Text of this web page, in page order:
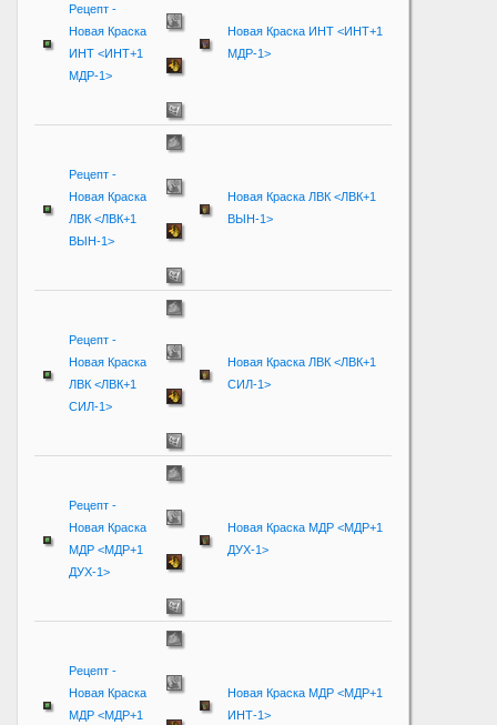
Рецепт -
Новая Краска
ИНТ <ИНТ+1
МДР-1>
Новая Краска ИНТ <ИНТ+1
МДР-1>
Рецепт -
Новая Краска
ЛВК <ЛВК+1
ВЫН-1>
Новая Краска ЛВК <ЛВК+1
ВЫН-1>
Рецепт -
Новая Краска
ЛВК <ЛВК+1
СИЛ-1>
Новая Краска ЛВК <ЛВК+1
СИЛ-1>
Рецепт -
Новая Краска
МДР <МДР+1
ДУХ-1>
Новая Краска МДР <МДР+1
ДУХ-1>
Рецепт -
Новая Краска
МДР <МДР+1
Новая Краска МДР <МДР+1
ИНТ-1>